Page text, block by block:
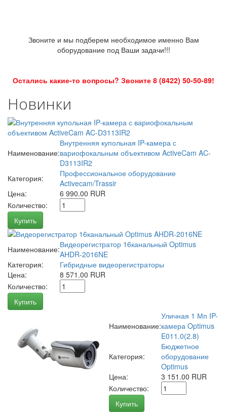
Звоните и мы подберем необходимое именно Вам
оборудование под Ваши задачи!!!
Остались какие-то вопросы? Звоните 8 (8422) 50-50-89!
Новинки
Наименование:
Внутренняя купольная IP-камера с
вариофокальным объективом ActiveCam AC-
D3113IR2
Категория:
Профессиональное оборудование
Activecam/Trassir
Цена:
6 990.00 RUR
Количество:
Купить
Наименование:Видеорегистратор 16канальный Optimus
AHDR-2016NE
Категория:
Гибридные видеорегистраторы
Цена:
8 571.00 RUR
Количество:
Купить
Наименование:
Уличная 1 Мп IP-
камера Optimus
E011.0(2.8)
Категория:
Бюджетное
оборудование
Optimus
Цена:
3 151.00 RUR
Количество:
Купить